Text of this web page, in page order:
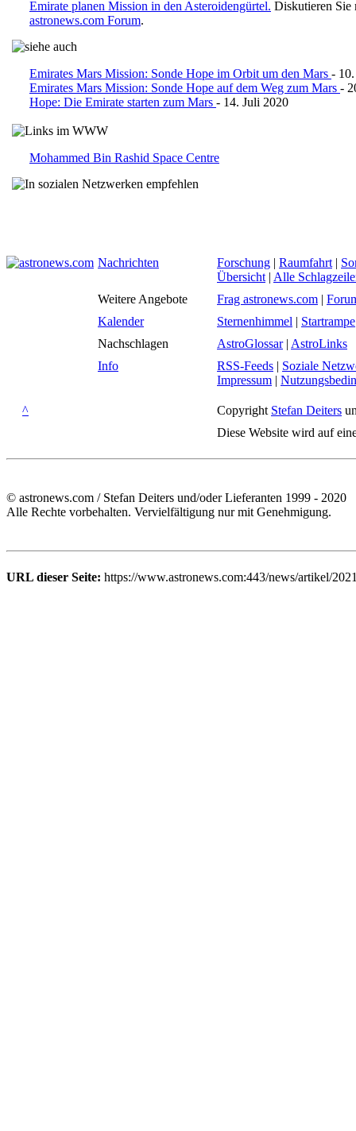
Emirate planen Mission in den Asteroidengürtel. Diskutieren Sie
astronews.com Forum.
Emirates Mars Mission: Sonde Hope im Orbit um den Mars -
Emirates Mars Mission: Sonde Hope auf dem Weg zum Mars -
Hope: Die Emirate starten zum Mars - 14. Juli 2020
Mohammed Bin Rashid Space Centre
Nachrichten Forschung | Raumfahrt |
Übersicht | Alle
Weitere Angebote
Frag astronews.com |
Kalender
Sternenhimmel | Startrampe
Nachschlagen
AstroGlossar| AstroLinks
Info
RSS-Feeds | Soziale
Impressum |
^ Copyright Stefan Deiters
Diese Website wird auf
© astronews.com / Stefan Deiters und/oder Lieferanten 1999 - 2020
Alle Rechte vorbehalten. Vervielfältigung nur mit Genehmigung.
URL dieser Seite: https://www.astronews.com:443/news/artikel/